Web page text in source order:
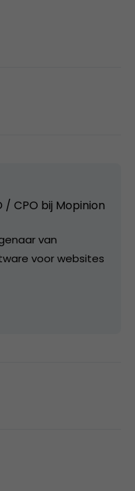
/ CPO bij Mopinion
van
voor websites